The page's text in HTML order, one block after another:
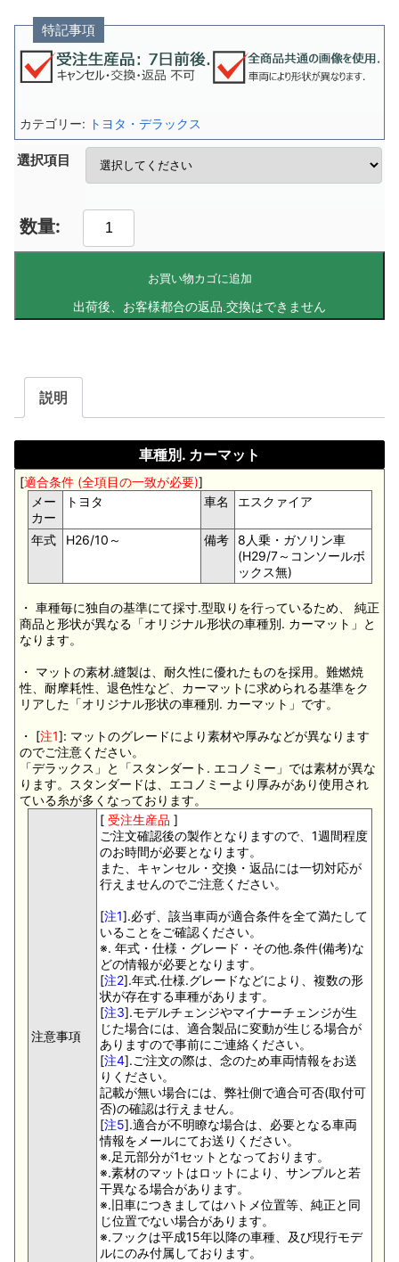
特記事項
選択項目
お買い物カゴに追加
カテゴリー: トヨタ・デラックス
説明
車種別. カーマット
[適合条件 (全項目の一致が必要)]
メー
カー
トヨタ 車名 エスクァイア
年式 H26/10～ 備考
8人乗・ガソリン車
(H29/7～コンソールボ
ックス無)
・ 車種毎に独自の基準にて採寸.型取りを行っているため、 純正
商品と形状が異なる「オリジナル形状の車種別. カーマット」と
なります。
・ マットの素材.縫製は、耐久性に優れたものを採用。難燃焼
性、耐摩耗性、退色性など、カーマットに求められる基準をク
リアした「オリジナル形状の車種別. カーマット」です。
・ [注1]: マットのグレードにより素材や厚みなどが異なります
のでご注意ください。
「デラックス」と「スタンダート. エコノミー」では素材が異な
ります。スタンダードは、エコノミーより厚みがあり使用され
ている糸が多くなっております。
注意事項
[ 受注生産品 ]
ご注文確認後の製作となりますので、1週間程度
のお時間が必要となります。
また、キャンセル・交換・返品には一切対応が
行えませんのでご注意ください。
[注1].必ず、該当車両が適合条件を全て満たして
いることをご確認ください。
※. 年式・仕様・グレード・その他.条件(備考)な
どの情報が必要となります。
[注2].年式.仕様.グレードなどにより、複数の形
状が存在する車種があります。
[注3].モデルチェンジやマイナーチェンジが生
じた場合には、適合製品に変動が生じる場合が
ありますので事前にご連絡ください。
[注4].ご注文の際は、念のため車両情報をお送
りください。
記載が無い場合には、弊社側で適合可否(取付可
否)の確認は行えません。
[注5].適合が不明瞭な場合は、必要となる車両
情報をメールにてお送りください。
※.足元部分が1セットとなっております。
※.素材のマットはロットにより、サンプルと若
干異なる場合があります。
※.旧車につきましてはハトメ位置等、純正と同
じ位置でない場合があります。
※.フックは平成15年以降の車種、及び現行モデ
ルにのみ付属しております。